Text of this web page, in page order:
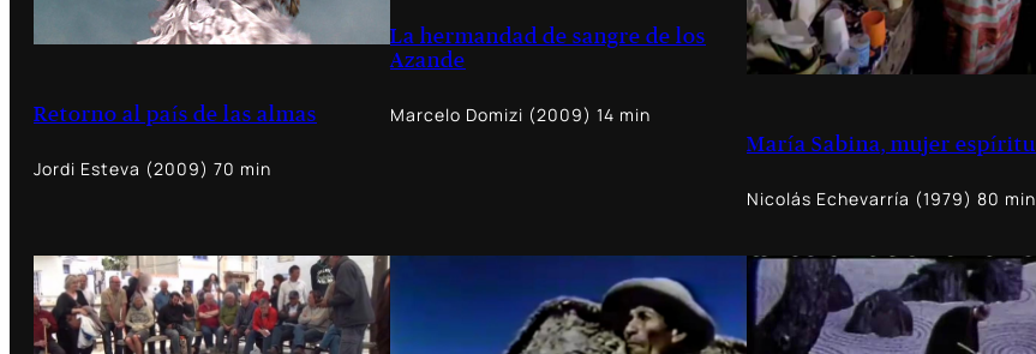
Retorno al país de las almas
Jordi Esteva (2009) 70 min
La hermandad de sangre de los
Azande
Marcelo Domizi (2009) 14 min
María Sabina, mujer espíritu
Nicolás Echevarría (1979) 80 min